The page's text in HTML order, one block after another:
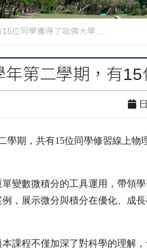
位同學獲得了哈佛大學....
年第二學期，有
學期，共有15位同學修習線上物
變數微積分的工具運用，帶領
，展示微分與積分在優化、成
本課程不僅加深了對科學的理解